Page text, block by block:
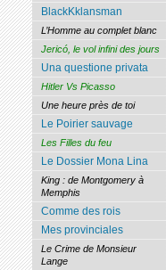
BlackKklansman
L’Homme au complet blanc
Jericó, le vol infini des jours
Una questione privata
Hitler Vs Picasso
Une heure près de toi
Le Poirier sauvage
Les Filles du feu
Le Dossier Mona Lina
King : de Montgomery à
Memphis
Comme des rois
Mes provinciales
Le Crime de Monsieur
Lange